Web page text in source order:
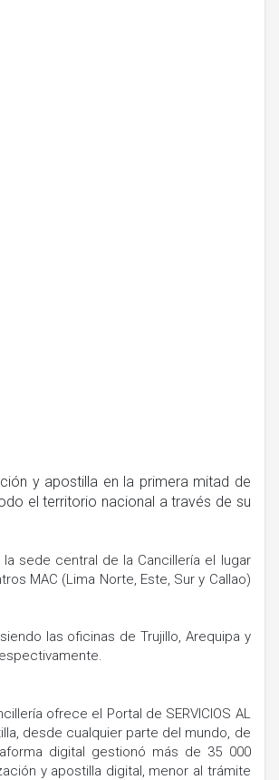
y apostilla en la primera mitad de
el territorio nacional a través de su
sede central de la Cancillería el lugar
MAC (Lima Norte, Este, Sur y Callao)
las oficinas de Trujillo, Arequipa y
ofrece el Portal de SERVICIOS AL
desde cualquier parte del mundo, de
digital gestionó más de 35 000
y apostilla digital, menor al trámite